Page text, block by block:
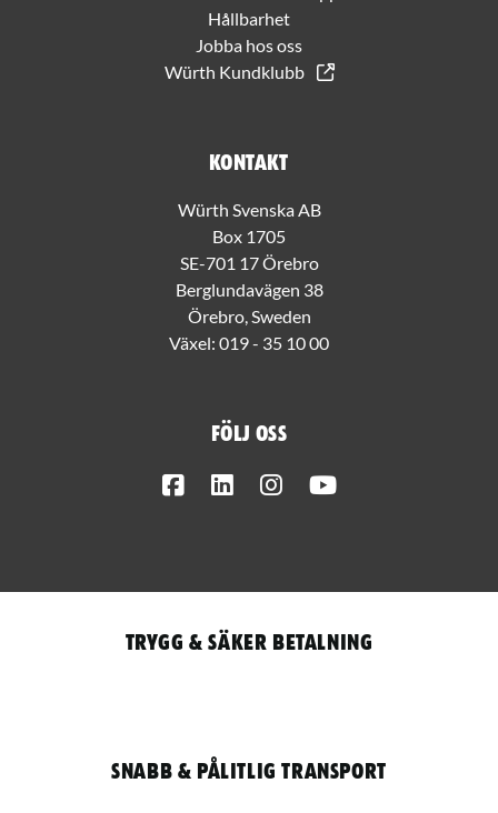
Hållbarhet
Jobba hos oss
Würth Kundklubb
Kontakt
Würth Svenska AB
Box 1705
SE-701 17 Örebro
Berglundavägen 38
Örebro, Sweden
Växel: 019 - 35 10 00
Följ oss
FacebookLinkedInInstagram
Trygg & säker betalning
Snabb & pålitlig transport